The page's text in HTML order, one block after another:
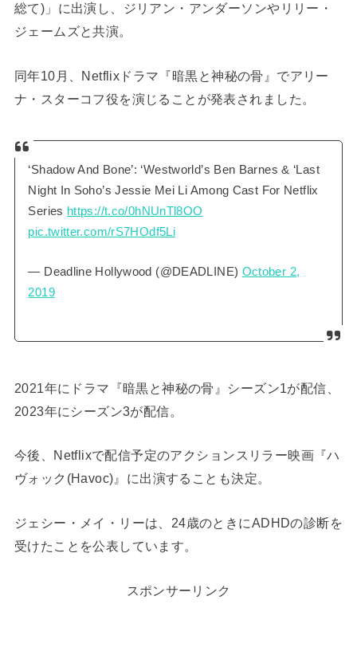
総て)」に出演し、ジリアン・アンダーソンやリリー・
ジェームズと共演。
同年10月、Netflixドラマ『暗黒と神秘の骨』でアリー
ナ・スターコフ役を演じることが発表されました。
‘Shadow And Bone’: ‘Westworld’s Ben Barnes & ‘Last
Night In Soho’s Jessie Mei Li Among Cast For Netflix
Series https://t.co/0hNUnTl8OO
pic.twitter.com/rS7HOdf5Li
— Deadline Hollywood (@DEADLINE) October 2,
2019
2021年にドラマ『暗黒と神秘の骨』シーズン1が配信、
2023年にシーズン3が配信。
今後、Netflixで配信予定のアクションスリラー映画『ハ
ヴォック(Havoc)』に出演することも決定。
ジェシー・メイ・リーは、24歳のときにADHDの診断を
受けたことを公表しています。
スポンサーリンク